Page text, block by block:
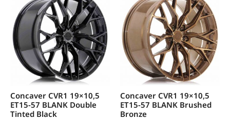
Concaver CVR1 19×10,5
ET15-57 BLANK Double
Tinted Black
Concaver CVR1 19×10,5
ET15-57 BLANK Brushed
Bronze